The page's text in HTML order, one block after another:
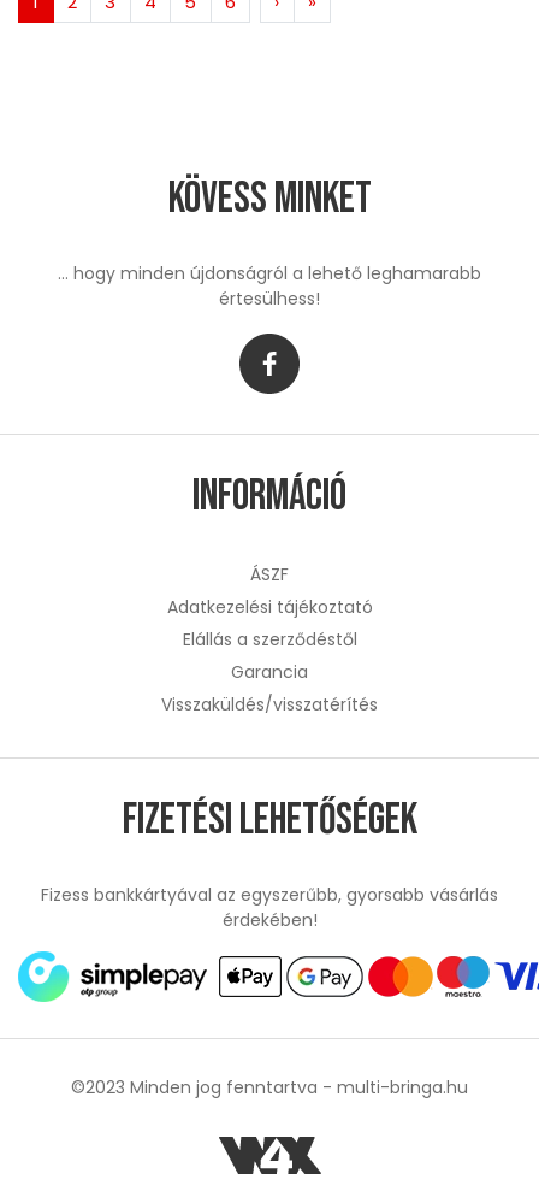
Kövess minket
... hogy minden újdonságról a lehető leghamarabb
értesülhess!
Információ
ÁSZF
Adatkezelési tájékoztató
Elállás a szerződéstől
Garancia
Visszaküldés/visszatérítés
Fizetési lehetőségek
Fizess bankkártyával az egyszerűbb, gyorsabb vásárlás
érdekében!
©2023 Minden jog fenntartva - multi-bringa.hu